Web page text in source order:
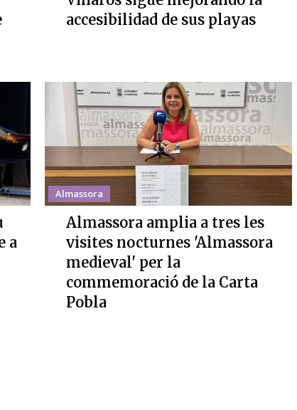
accesibilidad de sus playas
a
Almassora
Almassora amplia a tres les
visites nocturnes 'Almassora
medieval' per la
commemoració de la Carta
Pobla